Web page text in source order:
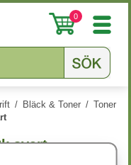
0
/ Bläck & Toner / Toner
svart